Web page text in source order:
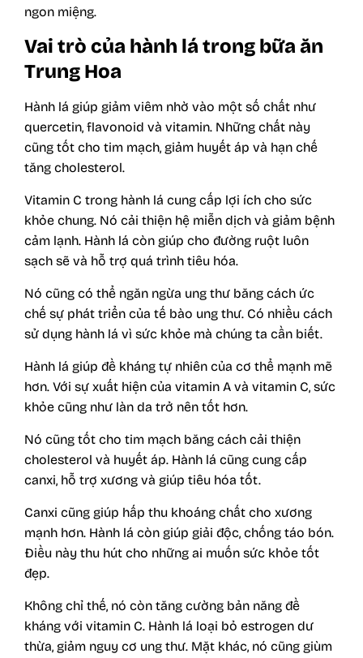
ngon miệng.
Vai trò của hành lá trong bữa ăn
Trung Hoa
Hành lá giúp giảm viêm nhờ vào một số chất như
quercetin, flavonoid và vitamin. Những chất này
cũng tốt cho tim mạch, giảm huyết áp và hạn chế
tăng cholesterol.
Vitamin C trong hành lá cung cấp lợi ích cho sức
khỏe chung. Nó cải thiện hệ miễn dịch và giảm bệnh
cảm lạnh. Hành lá còn giúp cho đường ruột luôn
sạch sẽ và hỗ trợ quá trình tiêu hóa.
Nó cũng có thể ngăn ngừa ung thư băng cách ức
chế sự phát triển của tế bào ung thư. Có nhiều cách
sử dụng hành lá vì sức khỏe mà chúng ta cần biết.
Hành lá giúp đề kháng tự nhiên của cơ thể mạnh mẽ
hơn. Với sự xuất hiện của vitamin A và vitamin C, sức
khỏe cũng như làn da trở nên tốt hơn.
Nó cũng tốt cho tim mạch băng cách cải thiện
cholesterol và huyết áp. Hành lá cũng cung cấp
canxi, hỗ trợ xương và giúp tiêu hóa tốt.
Canxi cũng giúp hấp thu khoáng chất cho xương
mạnh hơn. Hành lá còn giúp giải độc, chống táo bón.
Điều này thu hút cho những ai muốn sức khỏe tốt
đẹp.
Không chỉ thế, nó còn tăng cường bản năng đề
kháng với vitamin C. Hành lá loại bỏ estrogen dư
thừa, giảm nguy cơ ung thư. Mặt khác, nó cũng giùm